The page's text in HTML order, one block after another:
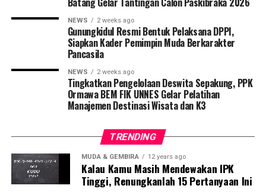
5. Terlalu Sering Membunyikan Klakson
Sabar kenapa sih? Kalau emang lagi macet, jangan
nambah-nambahi masalah sambil bunyiin klakson. Gak
6. Menerabas Lampu Merah
Kalau ini bukan Cuma tidak terpelajar. Ini pelanggaran
berat. Kalau emang gak takut tilang polisi, please deh
jangan bahayakan pengguna jalan lain. Kalau kenapa-
kenapa di jalan, repot!
7. Zigzag
NEWS 2 weeks ago
Gunungkidul Resmi Bentuk Pelaksana DPPI,
Siapkan Kader Pemimpin Muda Berkarakter
Pancasila
NEWS 2 weeks ago
Tingkatkan Pengelolaan Deswita Sepakung, PPK
Ormawa BEM FIK UNNES Gelar Pelatihan
Manajemen Destinasi Wisata dan K3
TRENDING
MUDA & GEMBIRA 12 years ago
Kalau Kamu Masih Mendewakan IPK
Tinggi, Renungkanlah 15 Pertanyaan Ini